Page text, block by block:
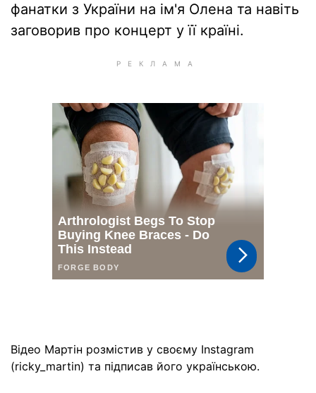
фанатки з України на ім'я Олена та навіть
заговорив про концерт у її країні.
Відео Мартін розмістив у своєму Instagram
(ricky_martin) та підписав його українською.